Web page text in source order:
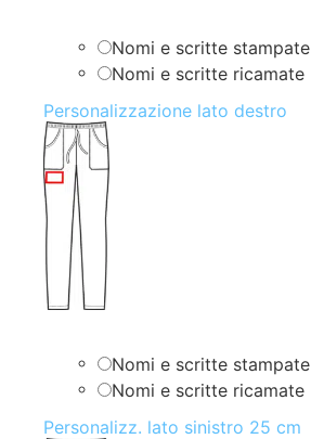
Nomi e scritte stampate
Nomi e scritte ricamate
Personalizzazione lato destro
Nomi e scritte stampate
Nomi e scritte ricamate
Personalizz. lato sinistro 25 cm